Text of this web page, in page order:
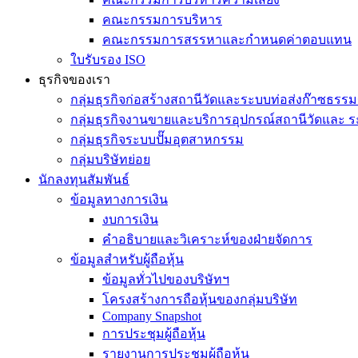
คณะกรรมการบริหาร
คณะกรรมการสรรหาและกำหนดค่าตอบแทน
ใบรับรอง ISO
ธุรกิจของเรา
กลุ่มธุรกิจก่อสร้างสถานีวัดและระบบท่อส่งก๊าซธรร
กลุ่มธุรกิจงานขายและบริการอุปกรณ์สถานีวัดและ
กลุ่มธุรกิจระบบปั๊มอุตสาหกรรม
กลุ่มบริษัทย่อย
นักลงทุนสัมพันธ์
ข้อมูลทางการเงิน
งบการเงิน
คำอธิบายและวิเคราะห์ของฝ่ายจัดการ
ข้อมูลสำหรับผู้ถือหุ้น
ข้อมูลทั่วไปของบริษัทฯ
โครงสร้างการถือหุ้นของกลุ่มบริษัท
Company Snapshot
การประชุมผู้ถือหุ้น
รายงานการประชุมผู้ถือหุ้น